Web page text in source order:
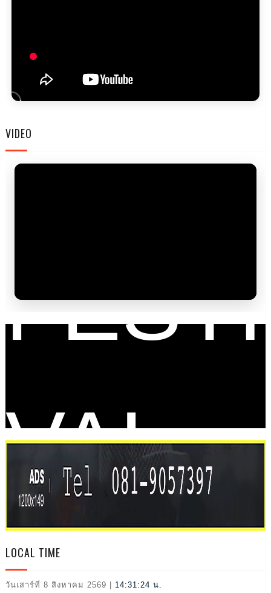
VIDEO
FAM
FESTI
VAL
LOCAL TIME
วันเสาร์ที่ 8 สิงหาคม 2569 14:31:25 น.